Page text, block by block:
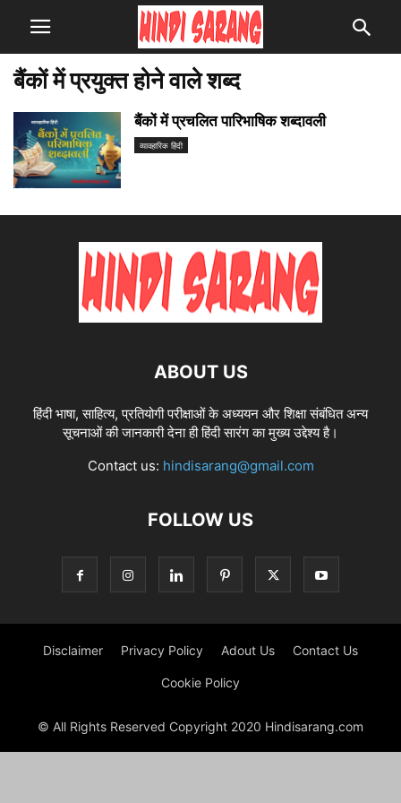
बैंकों में प्रयुक्त होने वाले शब्द
बैंकों में प्रचलित पारिभाषिक शब्दावली
व्यावहारिक हिंदी
ABOUT US
हिंदी भाषा, साहित्य, प्रतियोगी परीक्षाओं के अध्ययन और शिक्षा संबंधित अन्य
सूचनाओं की जानकारी देना ही हिंदी सारंग का मुख्य उद्देश्य है।
Contact us: hindisarang@gmail.com
FOLLOW US
Disclaimer Privacy Policy Adout Us Contact Us
Cookie Policy
© All Rights Reserved Copyright 2020 Hindisarang.com